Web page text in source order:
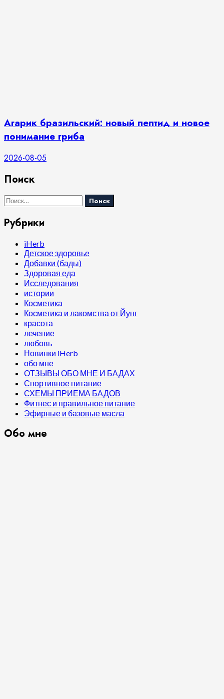
Агарик бразильский: новый пептид и новое
понимание гриба
2026-08-05
Поиск
Найти:
Рубрики
iHerb
Детское здоровье
Добавки (бады)
Здоровая еда
Исследования
истории
Косметика
Косметика и лакомства от Йунг
красота
лечение
любовь
Новинки iHerb
обо мне
ОТЗЫВЫ ОБО МНЕ И БАДАХ
Спортивное питание
СХЕМЫ ПРИЕМА БАДОВ
Фитнес и правильное питание
Эфирные и базовые масла
Обо мне